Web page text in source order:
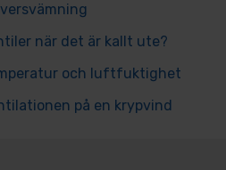
när det är kallt ute?
och luftfuktighet
på en krypvind